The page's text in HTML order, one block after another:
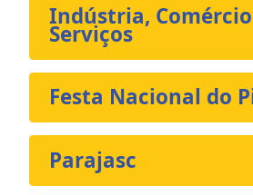
Indústria,
Serviços
Festa Nacional do
Parajasc